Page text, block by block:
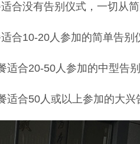
合没有告别仪式，一切从简
合10-20人参加的简单告别
合20-50人参加的中型告别
合50人或以上参加的大兴